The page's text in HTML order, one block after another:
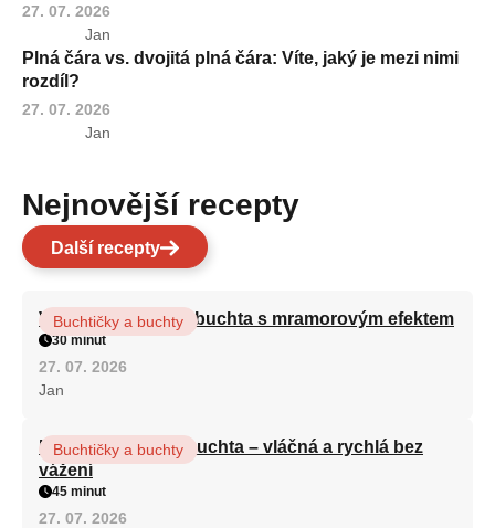
27. 07. 2026
Jan
Plná čára vs. dvojitá plná čára: Víte, jaký je mezi nimi
rozdíl?
27. 07. 2026
Jan
Nejnovější recepty
Další recepty
Vláčná olejová litá buchta s mramorovým efektem
Buchtičky a buchty
30 minut
27. 07. 2026
Jan
Hrnková maková buchta – vláčná a rychlá bez
vážení
Buchtičky a buchty
45 minut
27. 07. 2026